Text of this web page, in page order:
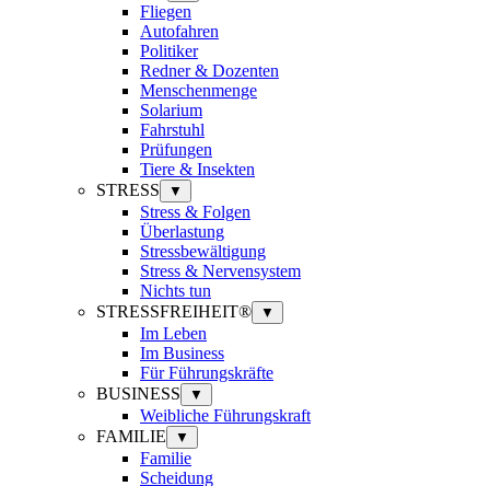
Fliegen
Autofahren
Politiker
Redner & Dozenten
Menschenmenge
Solarium
Fahrstuhl
Prüfungen
Tiere & Insekten
STRESS
▼
Stress & Folgen
Überlastung
Stressbewältigung
Stress & Nervensystem
Nichts tun
STRESSFREIHEIT®
▼
Im Leben
Im Business
Für Führungskräfte
BUSINESS
▼
Weibliche Führungskraft
FAMILIE
▼
Familie
Scheidung